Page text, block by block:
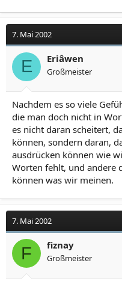
7. Mai 2002
E Eriâwen
Großmeister
Nachdem es so viele
die man doch nicht in
es nicht daran scheitert,
können, sondern daran,
ausdrücken können wie
Worten fehlt, und andere
können was wir meinen.
7. Mai 2002
F fiznay
Großmeister